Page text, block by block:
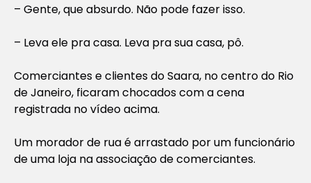
– Gente, que absurdo. Não pode fazer isso.
– Leva ele pra casa. Leva pra sua casa, pô.
Comerciantes e clientes do Saara, no centro do Rio
de Janeiro, ficaram chocados com a cena
registrada no vídeo acima.
Um morador de rua é arrastado por um funcionário
de uma loja na associação de comerciantes.